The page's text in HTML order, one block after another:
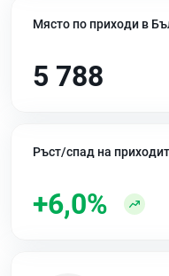
Място по приходи в
5 788
Ръст/спад на
+6,0%